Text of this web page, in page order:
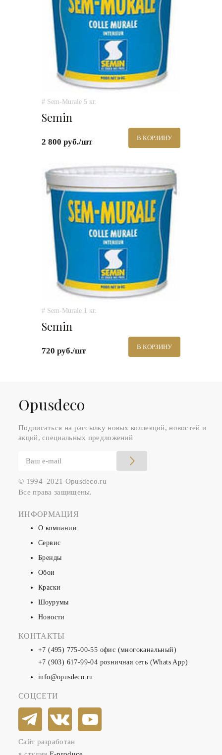
# Sem-Murale 5 кг.
Semin
2 800 руб./шт В КОРЗИНУ
# Sem-Murale 1 кг.
Semin
720 руб./шт В КОРЗИНУ
Оpusdeco
Подписаться на рассылку новых коллекций, новостей и
акций, специальных предложений
© 1994–2021 Opusdeco.ru
Все права защищены.
ИНФОРМАЦИЯ
О компании
Сервис
Бренды
Обои
Краски
Шоурумы
Новости
КОНТАКТЫ
+7 (495) 775-00-55 офис (многоканальный)
+7 (903) 617-99-04 розничная сеть (Whats App)
info@opusdeco.ru
СОЦСЕТИ
Сайт разработан